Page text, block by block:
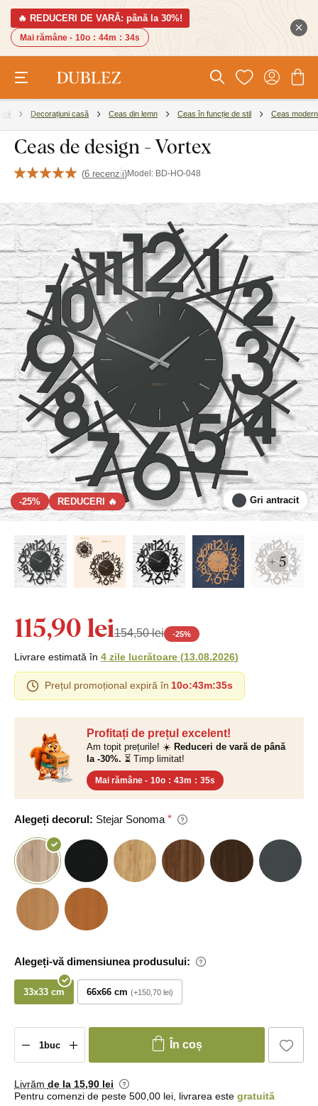
🔥 REDUCERI DE VARĂ: până la 30%!
Mai rămâne - 10o : 44m : 34s
Decorațiuni casă Ceas din lemn Ceas în funcție de stil Ceas modern
Ceas de design - Vortex
(6 recenzii)Model: BD-HO-048
-25% REDUCERI 🔥 Gri antracit
+ 5
Profitați de prețul excelent!
Am topit prețurile! ☀️ Reduceri de vară de până
la -30%. ⏳ Timp limitat!
Mai rămâne - 10o : 43m : 34s
Alegeți decorul: Stejar Sonoma
Alegeți-vă dimensiunea produsului:
33x33 cm 66x66 cm +150,70 lei
115,90 lei154,50 lei -25%
Livrare estimată în 4 zile lucrătoare (13.08.2026)
Prețul promoțional expiră în 10o:43m:34s
În coș
Livrăm de la 15,90 lei
Pentru comenzi de peste 500,00 lei, livrarea este gratuită